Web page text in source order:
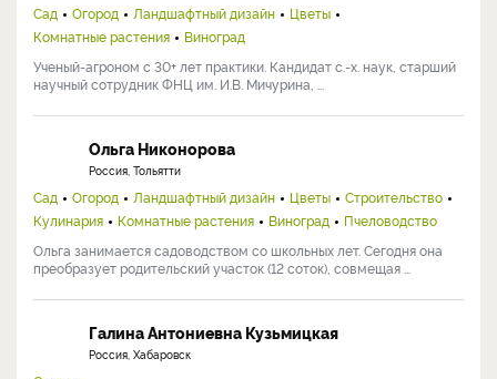
Сад Огород Ландшафтный дизайн
Цветы
Комнатные растения
Виноград
Ученый-агроном с 30+ лет практики. Кандидат с.-х. наук, старший
научный сотрудник ФНЦ им. И.В. Мичурина, ...
Ольга Никонорова
Россия, Тольятти
Сад Огород Ландшафтный дизайн Цветы
Строительство
Кулинария
Комнатные растения Виноград
Пчеловодство
Ольга занимается садоводством со школьных лет. Сегодня она
преобразует родительский участок (12 соток), совмещая ...
Галина Антониевна Кузьмицкая
Россия, Хабаровск